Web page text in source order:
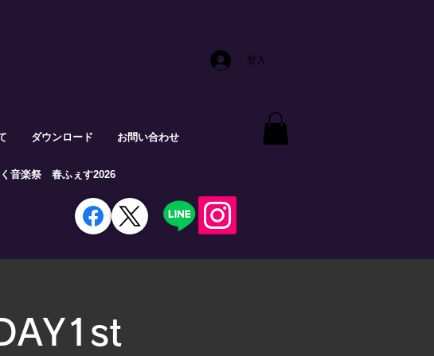
登入
ダウンロード お問い合わせ
音楽祭 春ふぇす2026